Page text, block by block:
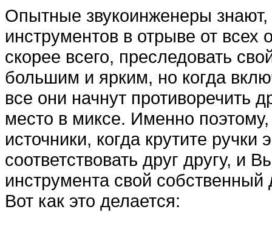
Опытные звукоинженеры знают,
инструментов в отрыве от всех
скорее всего, преследовать
большим и ярким, но когда
все они начнут противоречить
место в миксе. Именно
источники, когда крутите
соответствовать друг другу, и
инструмента свой
Вот как это делается: